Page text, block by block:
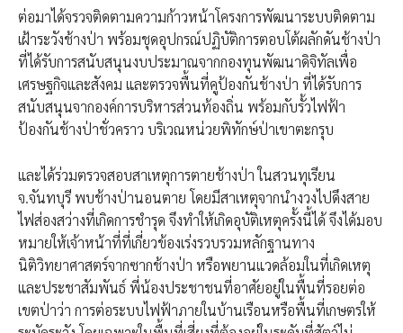
ต่อมาได้จรวจติดตามความก้าวหน้าโครงการพัฒนาระบบติดตาม
เฝ้าระวังช้างป่า พร้อมชุดอุปกรณ์ปฏิบัติการตอบโต้ผลักดันช้างป่า
ที่ได้รับการสนับสนุนงบประมาณจากกองทุนพัฒนาดิจิทัลเพื่อ
เศรษฐกิจและสังคม และตรวจพื้นที่คูป้องกันช้างป่า ที่ได้รับการ
สนับสนุนจากองค์การบริหารส่วนท้องถิ่น พร้อมกับรั้วไฟฟ้า
ป้องกันช้างป่าชั่วคราว บริเวณหน่วยพิทักษ์ป่าเขาตะกรุบ
และได้ร่วมตรวจสอบสาเหตุการตายช้างป่า ในสวนทุเรียน
จ.จันทบุรี พบช้างป่านอนตาย โดยมีสาเหตุจากนำงวงไปดึงสาย
ไฟส่องสว่างที่เกิดการชำรุด จึงทำให้เกิดอุบัติเหตุครั้งนี้ได้ จึงได้มอบ
หมายให้เจ้าหน้าที่ที่เกี่ยวข้องเร่งรวบรวมหลักฐานทาง
นิติวิทยาศาสตร์จากซากช้างป่า หรือพยานแวดล้อมในที่เกิดเหตุ
และประชาสัมพันธ์ พี่น้องประชาชนที่อาศัยอยู่ในพื้นที่รอยต่อ
เขตป่าว่า การต่อระบบไฟฟ้าภายในบ้านเรือนหรือพื้นที่เกษตรให้